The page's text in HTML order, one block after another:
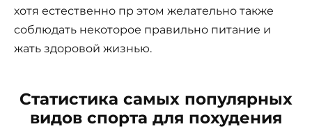
хотя естественно пр этом желательно также
соблюдать некоторое правильно питание и
жать здоровой жизнью.
Статистика самых популярных
видов спорта для похудения